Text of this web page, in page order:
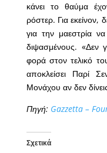
κάνει το θαύμα
ρόστερ. Για εκείνον,
για την μαεστρία
διψασμένους. «Δεν
φορά στον τελικό
αποκλείσει Παρί
Μονάχου αν δεν
Πηγή: Gazzetta –
Σχετικά